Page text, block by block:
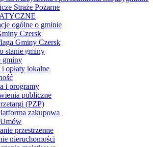
Straże Pożarne
ogólne o gminie
Czersk
Gminy Czersk
stanie gminy
gminy
opłaty lokalne
i programy
publiczne
(PZP)
zakupowa
przestrzenne
nieruchomości